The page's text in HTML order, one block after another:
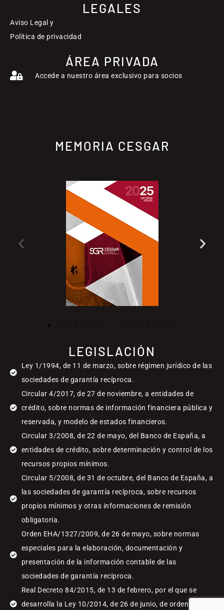
LEGALES
Aviso Legal y
Política de privacidad
ÁREA PRIVADA
Accede a nuestro área exclusivo para socios
MEMORIA CESGAR
LEGISLACIÓN
Ley 1/1994, de 11 de marzo, sobre régimen jurídico de las
sociedades de garantía recíproca.
Circular 4/2017, de 27 de noviembre, a entidades de
crédito, sobre normas de información financiera pública y
reservada, y modelo de estados financieros.
Circular 3/2008, de 22 de mayo, del Banco de España, a
entidades de crédito, sobre determinación y control de los
recursos propios mínimos.
Circular 5/2008, de 31 de octubre, del Banco de España, a
las sociedades de garantía recíproca, sobre recursos
propios mínimos y otras informaciones de remisión
obligatoria.
Orden EHA/1327/2009, de 26 de mayo, sobre normas
especiales para la elaboración, documentación y
presentación de la información contable de las
sociedades de garantía recíproca.
Real Decreto 84/2015, de 13 de febrero, por el que se
desarrolla la Ley 10/2014, de 26 de junio, de ordenación,